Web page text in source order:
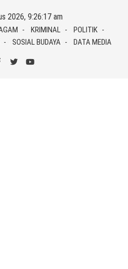
2026, 9:26:17 am
KRIMINAL
POLITIK
SOSIAL BUDAYA DATA MEDIA